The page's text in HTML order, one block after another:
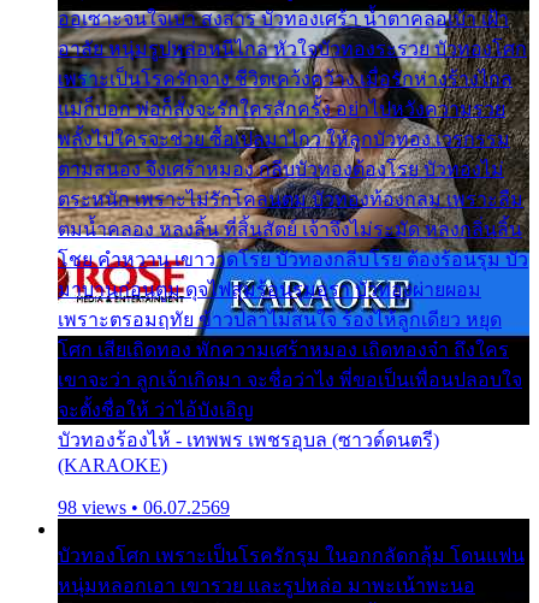
ออเซาะจนใจเบา สงสาร บัวทองเศร้า น้ำตาคลอเบ้า เฝ้า
อาลัย หนุ่มรูปหล่อหนีไกล หัวใจบัวทองระรวย บัวทองโศก
เพราะเป็นโรครักจาง ชีวิตเคว้งคว้าง เมื่อรักห่างร้างไกล
แม่ก็บอก พ่อก็สั่งจะรักใครสักครั้ง อย่าไปหวังความรวย
พลั้งไปใครจะช่วย ซื้อเปลมาไกว ให้ลูกบัวทอง เวรกรรม
ตามสนอง จึงเศร้าหมอง กลีบบัวทองต้องโรย บัวทองไม่
ตระหนัก เพราะไม่รักโคลนตม บัวทองท้องกลม เพราะลืม
ตมน้ำคลอง หลงลิ้น ที่สิ้นสัตย์ เจ้าจึงไม่ระมัด หลงกลิ่นลิ้น
โชย คำหวาน เขาวาดโรย บัวทองกลีบโรย ต้องร้อนรุม บัว
มาบานก่อนตูม ดุจไฟสุมร้อนรุมอุรา บัวทองผ่ายผอม
เพราะตรอมฤทัย ข้าวปลาไม่สนใจ ร้องไห้ลูกเดียว หยุด
โศก เสียเถิดทอง พักความเศร้าหมอง เถิดทองจ๋า ถึงใคร
เขาจะว่า ลูกเจ้าเกิดมา จะชื่อว่าไง พี่ขอเป็นเพื่อนปลอบใจ
จะตั้งชื่อให้ ว่าไอ้บังเอิญ
บัวทองร้องไห้ - เทพพร เพชรอุบล (ซาวด์ดนตรี)
(KARAOKE)
98 views • 06.07.2569
บัวทองโศก เพราะเป็นโรครักรุม ในอกกลัดกลุ้ม โดนแฟน
หนุ่มหลอกเอา เขารวย และรูปหล่อ มาพะเน้าพะนอ